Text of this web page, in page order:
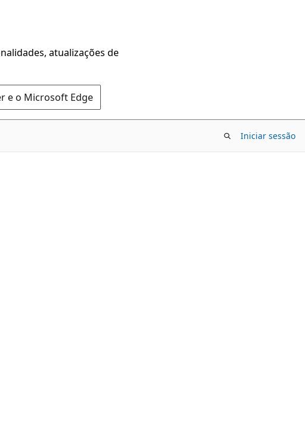
atualizações de
e o Microsoft Edge
Iniciar sessão